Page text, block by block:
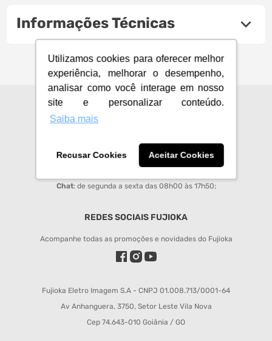
Utilizamos cookies para oferecer melhor
experiência, melhorar o desempenho,
analisar como você interage em nosso
site e personalizar conteúdo.
Saiba mais
Recusar Cookies Aceitar Cookies
Informações Técnicas
CENTRAL DE ATENDIMENTO
Horário de Atendimento:
Chat: de segunda a sexta das 08h00 às 17h50;
REDES SOCIAIS FUJIOKA
Acompanhe todas as promoções e novidades do Fujioka
Fujioka Eletro Imagem S.A - CNPJ 01.008.713/0001-64
Av Anhanguera, 3750, Setor Leste Vila Nova
Cep 74.643-010 Goiânia / GO